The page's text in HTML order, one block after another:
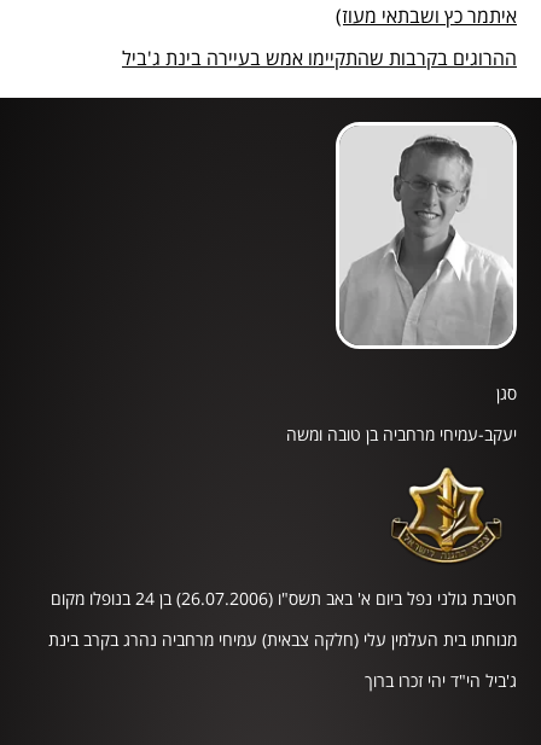
איתמר כץ ושבתאי מעוז)
ההרוגים בקרבות שהתקיימו אמש בעיירה בינת ג'ביל
סגן
יעקב-עמיחי מרחביה בן טובה ומשה
חטיבת גולני נפל ביום א' באב תשס"ו (26.07.2006) בן 24 בנופלו מקום
מנוחתו בית העלמין עלי (חלקה צבאית) עמיחי מרחביה נהרג בקרב בינת
ג'ביל הי"ד יהי זכרו ברוך